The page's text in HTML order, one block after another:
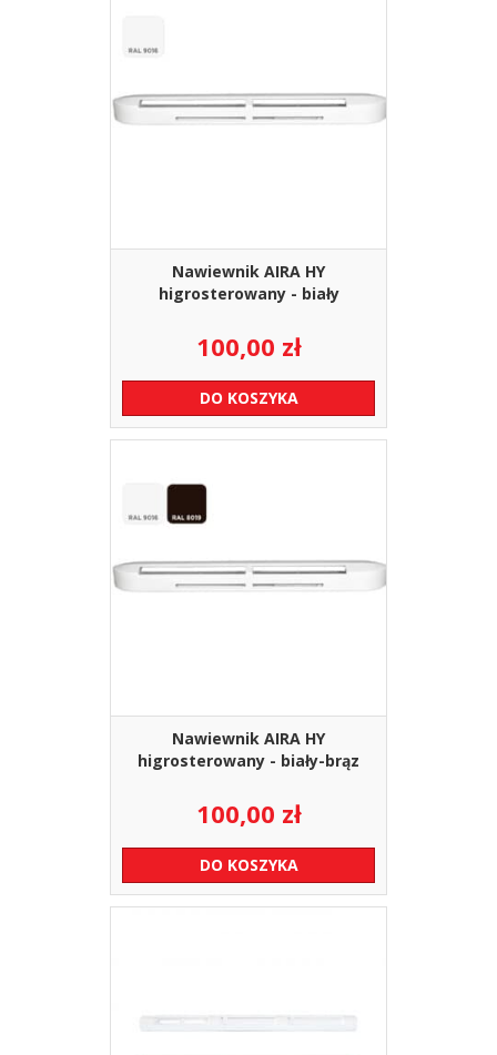
Nawiewnik AIRA HY
higrosterowany - biały
100,00 zł
DO KOSZYKA
Nawiewnik AIRA HY
higrosterowany - biały-brąz
100,00 zł
DO KOSZYKA